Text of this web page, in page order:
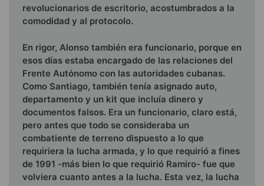
revolucionarios de escritorio, acostumbrados a la
comodidad y al protocolo.
En rigor, Alonso también era funcionario, porque en
esos días estaba encargado de las relaciones del
Frente Autónomo con las autoridades cubanas.
Como Santiago, también tenía asignado auto,
departamento y un kit que incluía dinero y
documentos falsos. Era un funcionario, claro está,
pero antes que todo se consideraba un
combatiente de terreno dispuesto a lo que
requiriera la lucha armada, y lo que requirió a fines
de 1991 -más bien lo que requirió Ramiro- fue que
volviera cuanto antes a la lucha. Esta vez, la lucha